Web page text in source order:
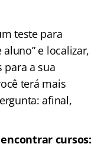
teste para
e localizar,
para a sua
terá mais
afinal,
cursos: